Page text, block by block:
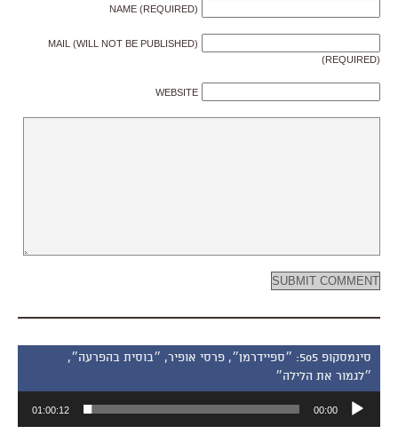
NAME (REQUIRED)
MAIL (WILL NOT BE PUBLISHED)
(REQUIRED)
WEBSITE
סינמסקופ 505: ״ספיידרמן״, פרסי אופיר, ״בוסית בהפרעה״,
״לגמור את הלילה״
אודיו
00:00
01:00:12